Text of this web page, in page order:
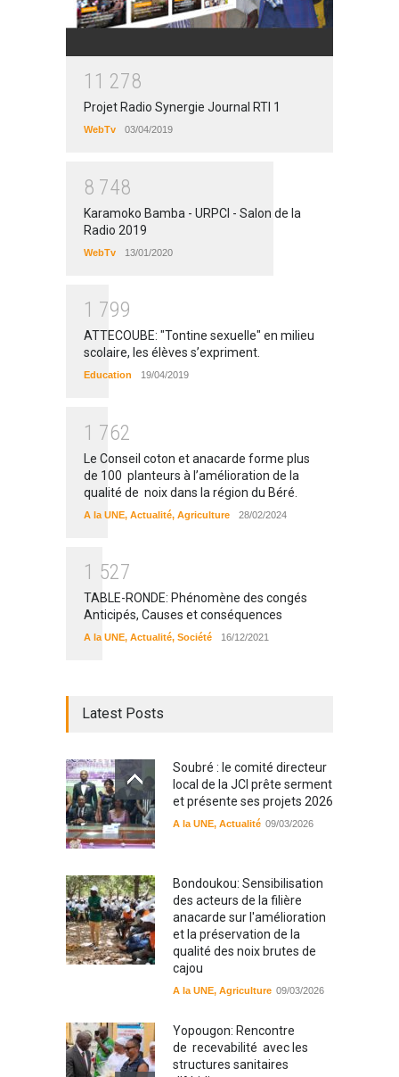
1 1 278
Projet Radio Synergie Journal RTI 1
WebTv 03/04/2019
8 748
Karamoko Bamba - URPCI - Salon de la
Radio 2019
WebTv 13/01/2020
1 799
ATTECOUBE: "Tontine sexuelle" en milieu
scolaire, les élèves s’expriment.
Education 19/04/2019
1 762
Le Conseil coton et anacarde forme plus
de 100 planteurs à l’amélioration de la
qualité de noix dans la région du Béré.
A la UNE, Actualité, Agriculture 28/02/2024
1 527
TABLE-RONDE: Phénomène des congés
Anticipés, Causes et conséquences
A la UNE, Actualité, Société 16/12/2021
Latest Posts
Soubré : le comité directeur
local de la JCI prête serment
et présente ses projets 2026
A la UNE, Actualité 09/03/2026
Bondoukou: Sensibilisation
des acteurs de la filière
anacarde sur l'amélioration
et la préservation de la
qualité des noix brutes de
cajou
A la UNE, Agriculture 09/03/2026
Yopougon: Rencontre
de recevabilité avec les
structures sanitaires